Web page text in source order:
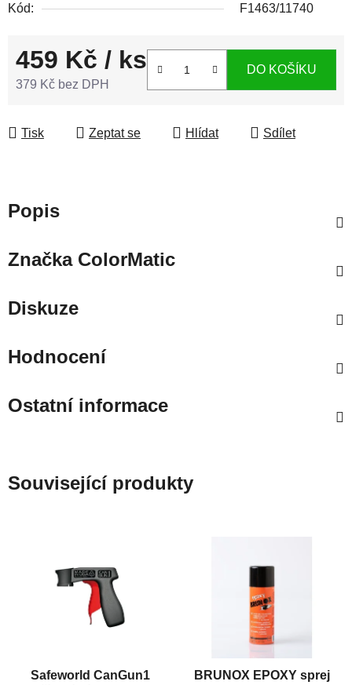
Kód:
F1463/11740
459 Kč / ks
379 Kč bez DPH
DO KOŠÍKU
Tisk Zeptat se Hlídat Sdílet
Popis
ZnačkaColorMatic
Diskuze
Hodnocení
Ostatní informace
Související produkty
Safeworld CanGun1
BRUNOX EPOXY sprej